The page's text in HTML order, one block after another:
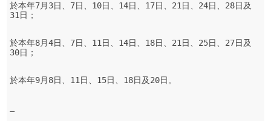
於本年7月3日、7日、10日、14日、17日、21日、24日、28日及
31日；
於本年8月4日、7日、11日、14日、18日、21日、25日、27日及
30日；
於本年9月8日、11日、15日、18日及20日。